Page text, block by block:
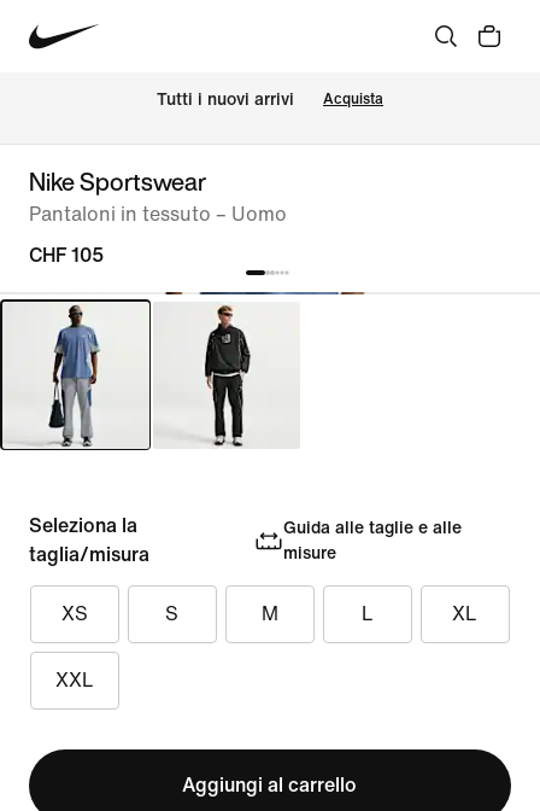
Tutti i nuovi arrivi Acquista
Nike Sportswear
Pantaloni in tessuto – Uomo
CHF 105
Seleziona la
taglia/misura
Guida alle taglie e alle
misure
XS S M L XL
XXL
Aggiungi al carrello